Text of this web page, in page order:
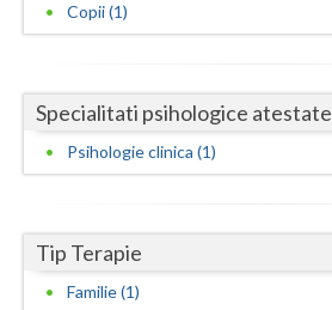
Mehedinti
Neamt
Olt
Salaj
Copii (1)
Specialitati psihologice atestate
Psihologie clinica (1)
Tip Terapie
Familie (1)